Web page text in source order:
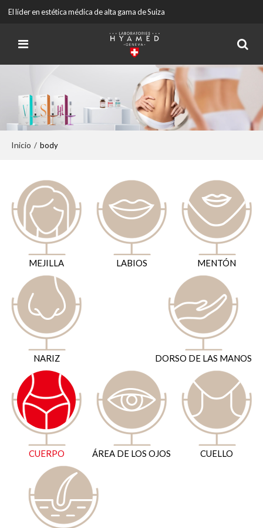
El líder en estética médica de alta gama de Suiza
Inicio / body
MEJILLA LABIOS MENTÓN
NARIZ DORSO DE LAS MANOS
CUERPO ÁREA DE LOS OJOS CUELLO